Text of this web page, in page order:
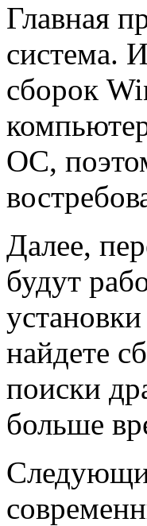
Главная
система.
сборок
ОС,
Далее,
будут
найдете
поиски
больше